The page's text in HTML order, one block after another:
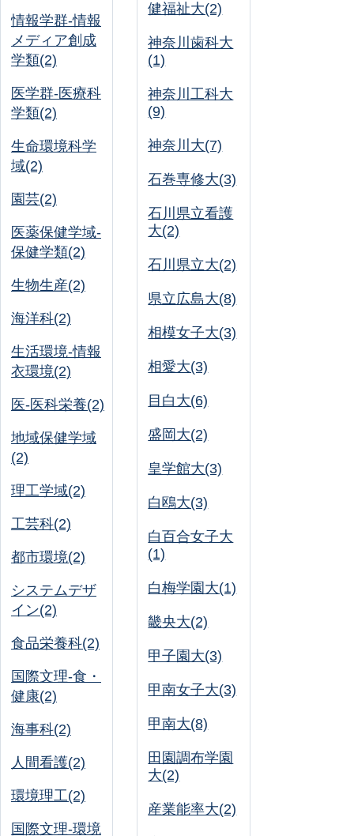
情報学群-情報
メディア創成
学類(2)
医学群-医療科
学類(2)
生命環境科学
域(2)
園芸(2)
医薬保健学域-
保健学類(2)
生物生産(2)
海洋科(2)
生活環境-情報
衣環境(2)
医-医科栄養(2)
地域保健学域
(2)
理工学域(2)
工芸科(2)
都市環境(2)
システムデザ
イン(2)
食品栄養科(2)
国際文理-食・
健康(2)
海事科(2)
人間看護(2)
環境理工(2)
国際文理-環境
健福祉大(2)
神奈川歯科大
(1)
神奈川工科大
(9)
神奈川大(7)
石巻専修大(3)
石川県立看護
大(2)
石川県立大(2)
県立広島大(8)
相模女子大(3)
相愛大(3)
目白大(6)
盛岡大(2)
皇学館大(3)
白鴎大(3)
白百合女子大
(1)
白梅学園大(1)
畿央大(2)
甲子園大(3)
甲南女子大(3)
甲南大(8)
田園調布学園
大(2)
産業能率大(2)